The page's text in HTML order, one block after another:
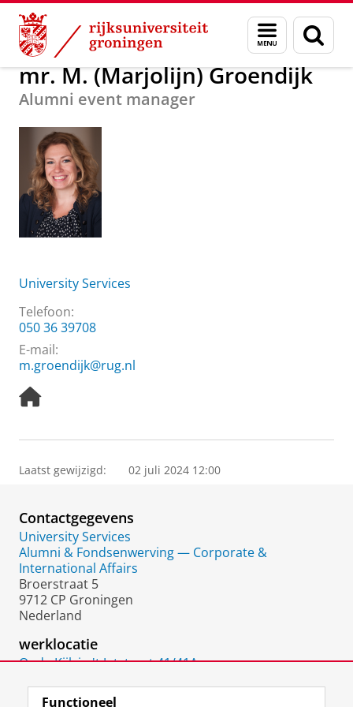
Skip
Content
Skip
Navigation
Menu
en
zoeken
Over ons mr. M. (Marjolijn) Groendijk
mr. M. (Marjolijn) Groendijk
Alumni event manager
University Services
Telefoon:
050 36 39708
E-mail:
m.groendijk@rug.nl
H
e
a
Laatst gewijzigd: 02 juli 2024 12:00
Contactgegevens
University Services
Alumni & Fondsenwerving — Corporate &
International Affairs
Broerstraat 5
9712 CP Groningen
Nederland
werklocatie
Oude Kijk in 't Jatstraat 41/41A
Functioneel